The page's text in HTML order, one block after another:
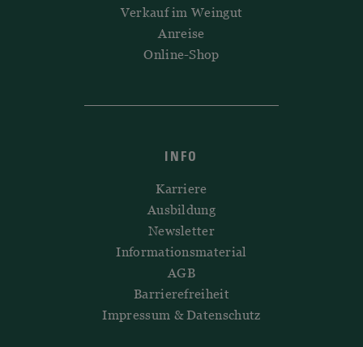
Verkauf im Weingut
Anreise
Online-Shop
INFO
Karriere
Ausbildung
Newsletter
Informationsmaterial
AGB
Barrierefreiheit
Impressum & Datenschutz